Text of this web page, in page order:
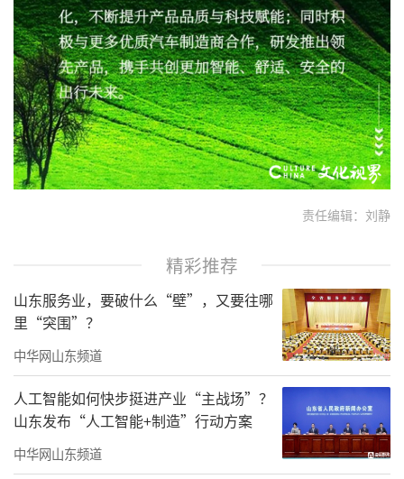
责任编辑：刘静
精彩推荐
山东服务业，要破什么“壁”，又要往哪
里“突围”？
中华网山东频道
人工智能如何快步挺进产业“主战场”？
山东发布“人工智能+制造”行动方案
中华网山东频道